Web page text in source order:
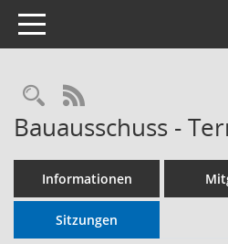
Toggle navigation
RSS-Feed
Bauausschuss -
Informationen
Sitzungen